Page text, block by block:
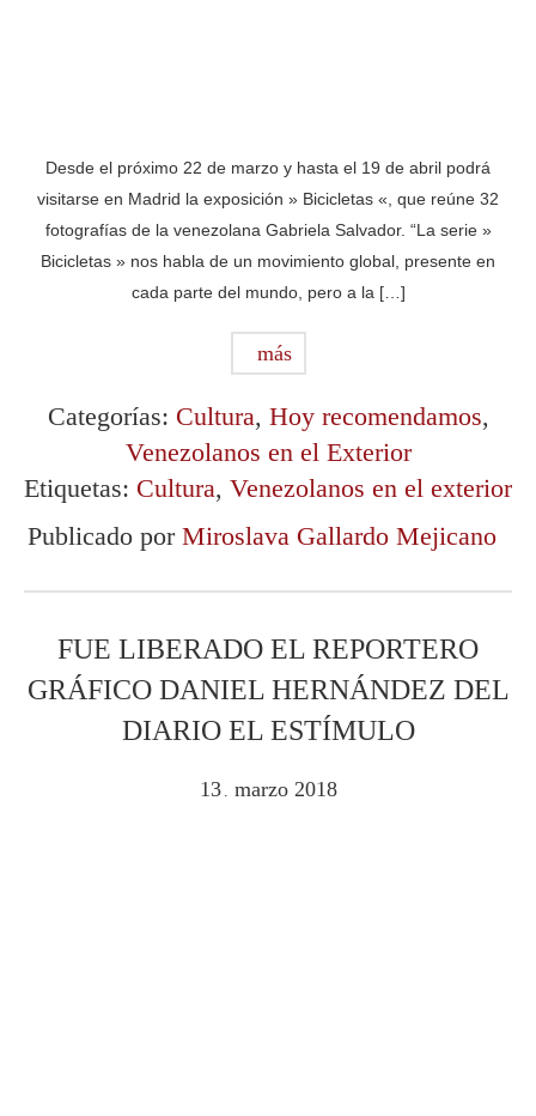
Desde el próximo 22 de marzo y hasta el 19 de abril podrá
visitarse en Madrid la exposición » Bicicletas «, que reúne 32
fotografías de la venezolana Gabriela Salvador. “La serie »
Bicicletas » nos habla de un movimiento global, presente en
cada parte del mundo, pero a la […]
más
Categorías: Cultura, Hoy recomendamos,
Venezolanos en el Exterior
Etiquetas: Cultura, Venezolanos en el exterior
Publicado por Miroslava Gallardo Mejicano
FUE LIBERADO EL REPORTERO
GRÁFICO DANIEL HERNÁNDEZ DEL
DIARIO EL ESTÍMULO
13 marzo 2018